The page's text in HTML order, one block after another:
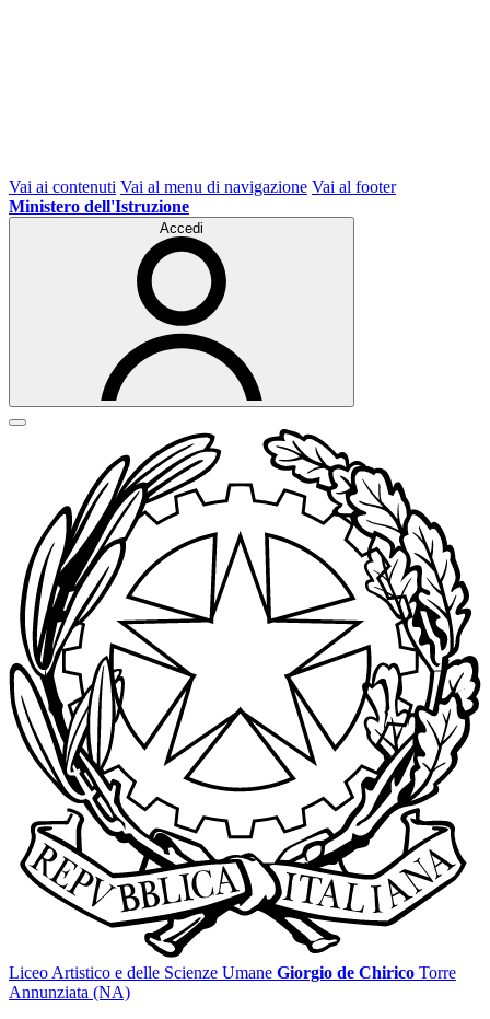
Vai ai contenuti Vai al menu di navigazione Vai al footer
Ministero dell'Istruzione
Accedi
Liceo Artistico e delle Scienze Umane Giorgio de Chirico Torre
Annunziata (NA)